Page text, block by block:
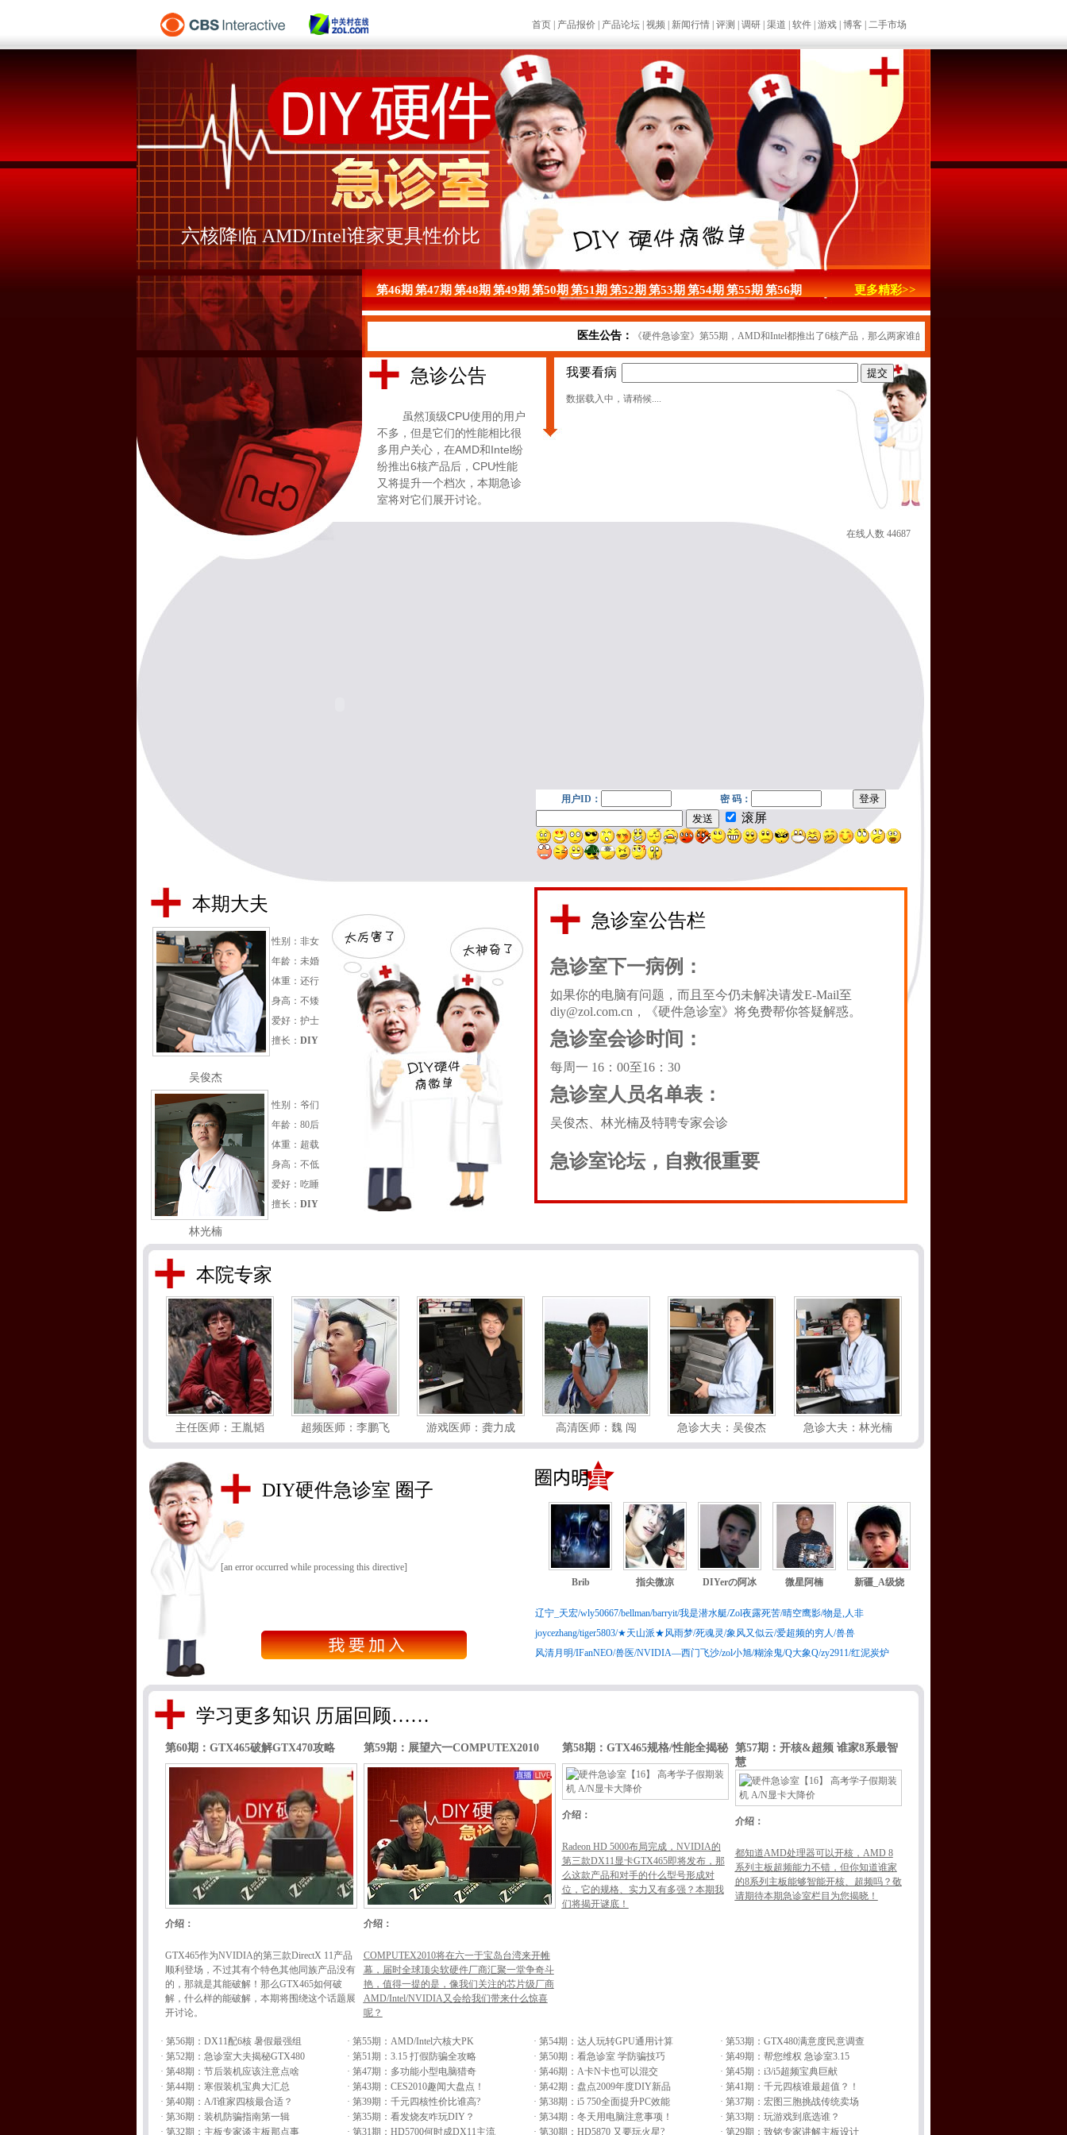
首页 产品报价 产品论坛 视频 新闻行情 评测 调研 渠道 软件 游戏 博客 二手市场
六核降临 AMD/Intel谁家更具性价比
第46期 第47期 第48期 第49期 第50期 第51期 第52期 第53期 第54期 第55期 第56期 更多精彩>>
医生公告：《硬件急诊室》第55期，AMD和Intel都推出了6核产品，那么两家谁的产品更强、谁更具性价比呢？
急诊公告
虽然顶级CPU使用的用户
不多，但是它们的性能相比很
多用户关心，在AMD和Intel纷
纷推出6核产品后，CPU性能
又将提升一个档次，本期急诊
室将对它们展开讨论。
我要看病
数据载入中，请稍候....
在线人数 44687
本期大夫
性别：非女
年龄：未婚
体重：还行
身高：不矮
爱好：护士
擅长： DIY
吴俊杰
性别：爷们
年龄：80后
体重：超载
身高：不低
爱好：吃睡
擅长： DIY
林光楠
急诊室公告栏
急诊室下一病例：
如果你的电脑有问题，而且至今仍未解决请发E-Mail至
diy@zol.com.cn，《硬件急诊室》将免费帮你答疑解惑。
急诊室会诊时间：
每周一 16：00至16：30
急诊室人员名单表：
吴俊杰、林光楠及特聘专家会诊
急诊室论坛，自救很重要
本院专家
主任医师：王胤韬 超频医师：李鹏飞 游戏医师：龚力成 高清医师：魏 闯 急诊大夫：吴俊杰 急诊大夫：林光楠
DIY硬件急诊室 圈子
[an error occurred while processing this directive]
Brib
指尖微凉 DIYerの阿冰 微星阿楠 新疆_A级烧
辽宁_天宏/wly50667/bellman/barryit/我是潜水艇/Zol夜露死苦/晴空鹰影/物是,人非
joycezhang/tiger5803/★天山派★风雨梦/死魂灵/象风又似云/爱超频的穷人/兽兽
风清月明/IFanNEO/兽医/NVIDIA—西门飞沙/zol小旭/糊涂鬼/Q大象Q/zy2911/红泥炭炉
学习更多知识 历届回顾……
第60期：GTX465破解GTX470攻略
介绍：
GTX465作为NVIDIA的第三款DirectX 11产品
顺利登场，不过其有个特色其他同族产品没有
的，那就是其能破解！那么GTX465如何破
解，什么样的能破解，本期将围绕这个话题展
开讨论。
第59期：展望六一COMPUTEX2010
介绍：
COMPUTEX2010将在六一于宝岛台湾来开帷
幕，届时全球顶尖软硬件厂商汇聚一堂争奇斗
艳，值得一提的是，像我们关注的芯片级厂商
AMD/Intel/NVIDIA又会给我们带来什么惊喜
呢？
第58期：GTX465规格/性能全揭秘
介绍：
Radeon HD 5000布局完成，NVIDIA的
第三款DX11显卡GTX465即将发布，那
么这款产品和对手的什么型号形成对
位，它的规格、实力又有多强？本期我
们将揭开谜底！
第57期：开核&超频 谁家8系最智
慧
介绍：
都知道AMD处理器可以开核，AMD 8
系列主板超频能力不错，但你知道谁家
的8系列主板能够智能开核、超频吗？敬
请期待本期急诊室栏目为您揭晓！
· 第56期：DX11配6核 暑假最强组 · 第55期：AMD/Intel六核大PK · 第54期：达人玩转GPU通用计算 · 第53期：GTX480满意度民意调查
· 第52期：急诊室大夫揭秘GTX480 · 第51期：3.15 打假防骗全攻略 · 第50期：看急诊室 学防骗技巧 · 第49期：帮您维权 急诊室3.15
· 第48期：节后装机应该注意点啥 · 第47期：多功能小型电脑猎奇 · 第46期：A卡N卡也可以混交 · 第45期：i3/i5超频宝典巨献
· 第44期：寒假装机宝典大汇总 · 第43期：CES2010趣闻大盘点！ · 第42期：盘点2009年度DIY新品 · 第41期：千元四核谁最超值？！
· 第40期：A/I谁家四核最合适？ · 第39期：千元四核性价比谁高? · 第38期：i5 750全面提升PC效能 · 第37期：宏图三胞挑战传统卖场
· 第36期：装机防骗指南第一辑 · 第35期：看发烧友咋玩DIY？ · 第34期：冬天用电脑注意事项！ · 第33期：玩游戏到底选谁？
· 第32期：主板专家谈主板那点事 · 第31期：HD5700何时成DX11主流 · 第30期：HD5870 又要玩火星? · 第29期：致铭专家讲解主板设计